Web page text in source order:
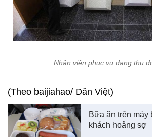
Nhân viên phục vụ đang thu
(Theo baijiahao/ Dân Việt)
Bữa ăn trên máy
khách hoảng sợ